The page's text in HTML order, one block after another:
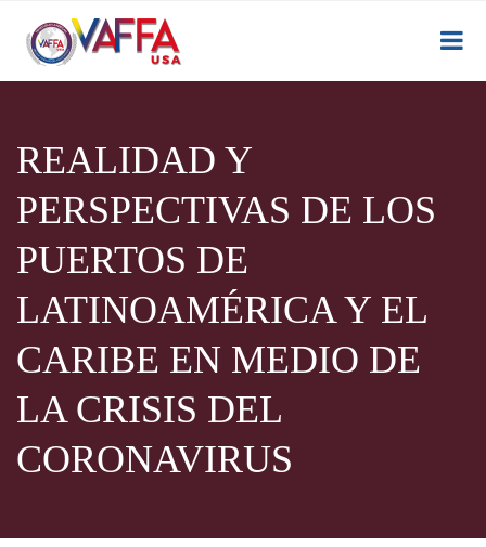
REALIDAD Y
PERSPECTIVAS DE LOS
PUERTOS DE
LATINOAMÉRICA Y EL
CARIBE EN MEDIO DE
LA CRISIS DEL
CORONAVIRUS